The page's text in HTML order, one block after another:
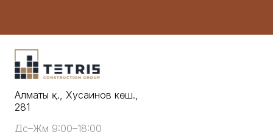
Алматы қ., Хусаинов көш.,
281
Дс–Жм 9:00–18:00